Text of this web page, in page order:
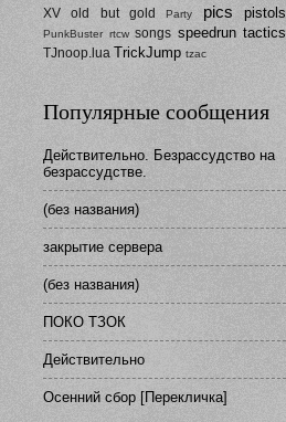
XV
old but gold Party pics pistols
PunkBuster rtcw songs speedrun tactics
TJnoop.lua TrickJump tzac
Популярные сообщения
Действительно. Безрассудство на
безрассудстве.
(без названия)
закрытие сервера
(без названия)
ПОКО ТЗОК
Действительно
Осенний сбор [Перекличка]